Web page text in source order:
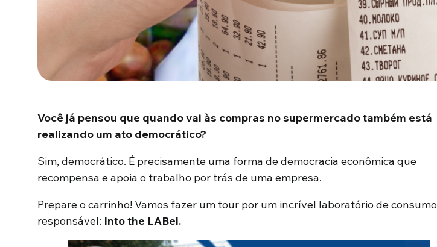
Você já pensou que quando vai às compras no supermercado também está
realizando um ato democrático?
Sim, democrático. É precisamente uma forma de democracia econômica que
recompensa e apoia o trabalho por trás de uma empresa.
Prepare o carrinho! Vamos fazer um tour por um incrível laboratório de consumo
responsável: Into the LABel.